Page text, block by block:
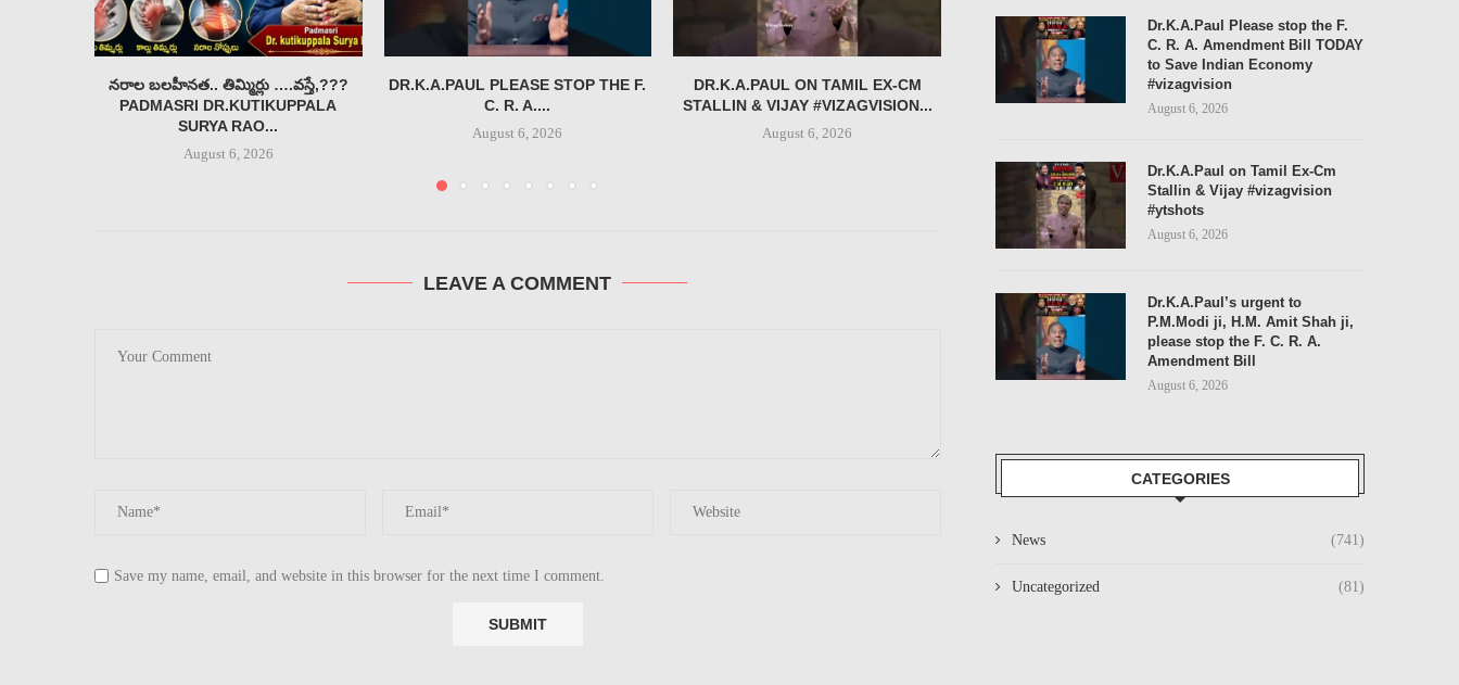
నరాల బలహీనత.. తిమ్మిర్లు ….వస్తే,???
PADMASRI DR.KUTIKUPPALA
SURYA RAO...
August 6, 2026
DR.K.A.PAUL PLEASE STOP THE F.
C. R. A....
August 6, 2026
DR.K.A.PAUL ON TAMIL EX-CM
STALLIN & VIJAY #VIZAGVISION...
August 6, 2026
DR.K.A.PAUL’S URGENT TO
P.M.MODI JI, H.M. AMIT SHAH...
LEAVE A COMMENT
Save my name, email, and website in this browser for the next time I comment.
Dr.K.A.Paul Please stop the F.
C. R. A. Amendment Bill TODAY
to Save Indian Economy
#vizagvision
August 6, 2026
Dr.K.A.Paul on Tamil Ex-Cm
Stallin & Vijay #vizagvision
#ytshots
August 6, 2026
Dr.K.A.Paul’s urgent to
P.M.Modi ji, H.M. Amit Shah ji,
please stop the F. C. R. A.
Amendment Bill
August 6, 2026
CATEGORIES
News (741)
Uncategorized (81)